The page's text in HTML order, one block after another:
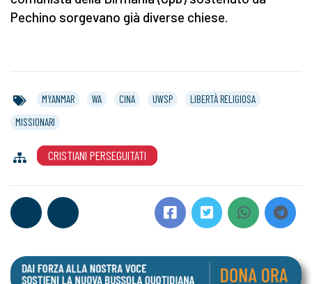
Pechino sorgevano già diverse chiese.
MYANMAR WA CINA UWSP
LIBERTÀ RELIGIOSA
MISSIONARI
CRISTIANI PERSEGUITATI